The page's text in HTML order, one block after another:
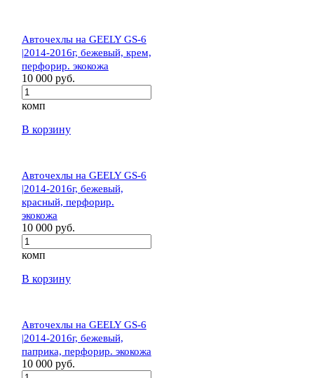
Авточехлы на GEELY GS-6
|2014-2016г, бежевый, крем,
перфорир. экокожа
10 000 руб.
комп
В корзину
Авточехлы на GEELY GS-6
|2014-2016г, бежевый,
красный, перфорир.
экокожа
10 000 руб.
комп
В корзину
Авточехлы на GEELY GS-6
|2014-2016г, бежевый,
паприка, перфорир. экокожа
10 000 руб.